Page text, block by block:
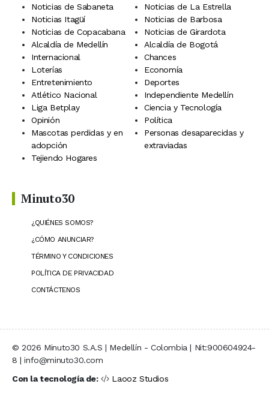
Noticias de Sabaneta
Noticias de La Estrella
Noticias Itagüí
Noticias de Barbosa
Noticias de Copacabana
Noticias de Girardota
Alcaldía de Medellín
Alcaldía de Bogotá
Internacional
Chances
Loterías
Economía
Entretenimiento
Deportes
Atlético Nacional
Independiente Medellín
Liga Betplay
Ciencia y Tecnología
Opinión
Política
Mascotas perdidas y en
adopción
Personas desaparecidas y
extraviadas
Tejiendo Hogares
Minuto30
¿QUIÉNES SOMOS?
¿CÓMO ANUNCIAR?
TÉRMINO Y CONDICIONES
POLÍTICA DE PRIVACIDAD
CONTÁCTENOS
© 2026 Minuto30 S.A.S | Medellín - Colombia | Nit:900604924-
8 | info@minuto30.com
Con la tecnología de:
Laooz Studios